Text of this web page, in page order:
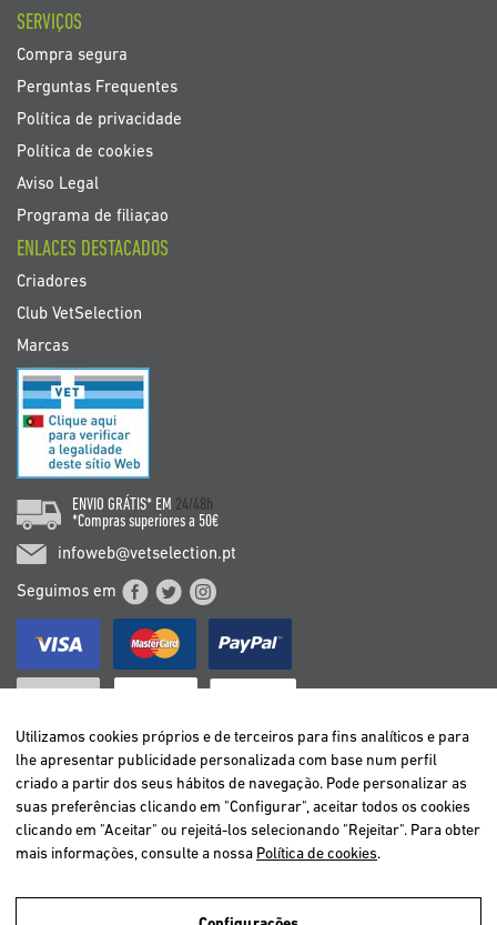
SERVIÇOS
Compra segura
Perguntas Frequentes
Política de privacidade
Política de cookies
Aviso Legal
Programa de filiaçao
ENLACES DESTACADOS
Criadores
Club VetSelection
Marcas
ENVIO GRÁTIS* EM 24/48h
*Compras superiores a 50€
infoweb@vetselection.pt
Seguimos em
BELGIË / BELGIQUE
DEUTSCHLAND
ESPAÑA
ITALIA
Utilizamos cookies próprios e de terceiros para fins analíticos e para
lhe apresentar publicidade personalizada com base num perfil
criado a partir dos seus hábitos de navegação. Pode personalizar as
suas preferências clicando em "Configurar", aceitar todos os cookies
clicando em "Aceitar" ou rejeitá-los selecionando "Rejeitar". Para obter
mais informações, consulte a nossa Política de cookies.